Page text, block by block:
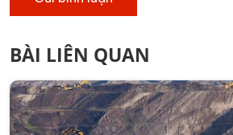
BÀI LIÊN QUAN